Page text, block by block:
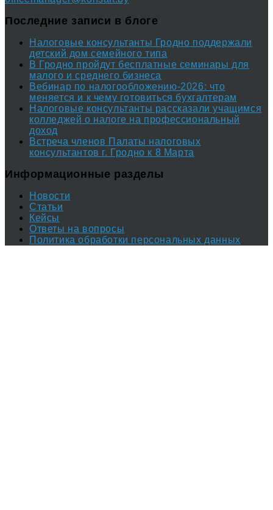
Последние записи в блоге
Налоговые консультанты Гродно поддержали
детский дом семейного типа
В Гродно пройдут бесплатные семинары для
малого и среднего бизнеса
Вебинар по налогообложению-2026: что
меняется и к чему готовиться бухгалтерам
Налоговые консультанты рассказали учащимся
колледжей о налоге на профессиональный
доход
Встреча членов Палаты налоговых
консультантов г. Гродно к 8 Марта
Информационные разделы
Новости
Статьи
Кейсы
Ответы на вопросы
Политика обработки персональных данных